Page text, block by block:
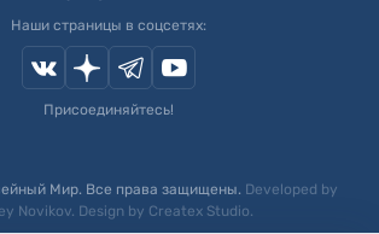
Наши страницы в соцсетях:
Присоединяйтесь!
Мир. Все права защищены. Developed by
Novikov. Design by Createx Studio.